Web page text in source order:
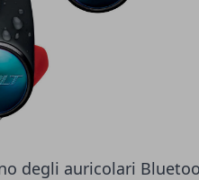
degli auricolari